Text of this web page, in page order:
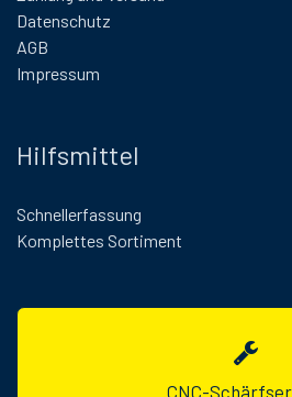
Datenschutz
AGB
Impressum
Hilfsmittel
Schnellerfassung
Komplettes Sortiment
CNC-